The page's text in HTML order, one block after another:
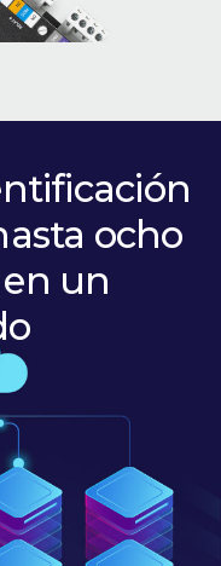
ocho
un